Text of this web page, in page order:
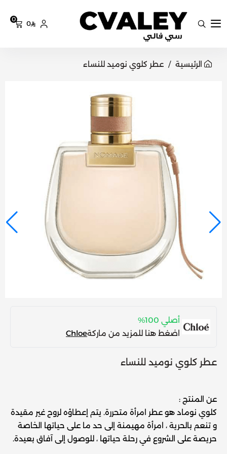
سي فالي
0
0
الرئيسية عطر كلوي نوميد للنساء
أصلي 100%
اضغط هنا للمزيد من ماركةChloe
عطر كلوي نوميد للنساء
عن المنتج :
كلوي نوماد هو عطر امرأة متحررة. يتم إعطاؤه لروح غير مقيدة
و تنعم بالحرية ، امرأة مهيمنة إلى حد ما على حياتها الخاصة
حريصة على الشروع في رحلة حياتها ، للوصول إلى آفاق بعيدة.